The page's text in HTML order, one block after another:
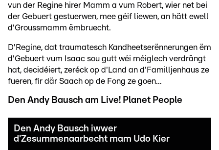
vun der Regine hirer Mamm a vum Robert, wier net bei
der Gebuert gestuerwen, mee géif liewen, an hätt ewell
d'Groussmamm ëmbruecht.
D'Regine, dat traumatesch Kandheetserënnerungen ëm
d'Gebuert vum Isaac sou gutt wéi méiglech verdrängt
hat, decidéiert, zeréck op d'Land an d'Familljenhaus ze
fueren, fir där Saach op de Fong ze goen...
Den Andy Bausch am Live! Planet People
Den Andy Bausch iwwer
d'Zesummenaarbecht mam Udo Kier